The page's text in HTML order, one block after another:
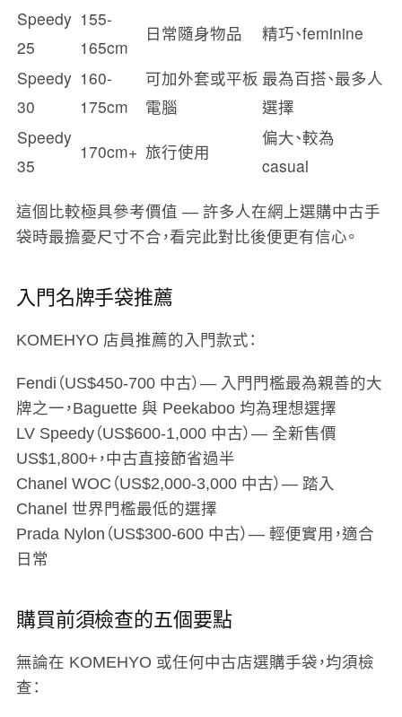
Speedy
25
155-
165cm
日常隨身物品
精巧、feminine
Speedy
30
160-
175cm
可加外套或平板
電腦
最為百搭、最多人
選擇
Speedy
35
170cm+ 旅行使用
偏大、較為
casual
這個比較極具參考價值 — 許多人在網上選購中古手
袋時最擔憂尺寸不合，看完此對比後便更有信心。
入門名牌手袋推薦
KOMEHYO 店員推薦的入門款式：
Fendi （US$450-700 中古）— 入門門檻最為親善的大
牌之一，Baguette 與 Peekaboo 均為理想選擇
LV Speedy（US$600-1,000 中古）— 全新售價
US$1,800+，中古直接節省過半
Chanel WOC （US$2,000-3,000 中古）— 踏入
Chanel 世界門檻最低的選擇
Prada Nylon （US$300-600 中古）— 輕便實用，適合
日常
購買前須檢查的五個要點
無論在 KOMEHYO 或任何中古店選購手袋，均須檢
查：